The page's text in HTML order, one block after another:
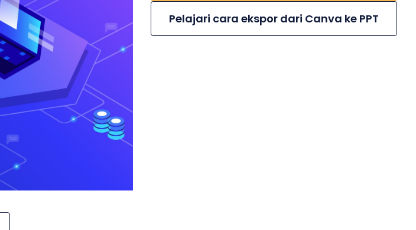
Pelajari cara ekspor dari Canva ke PPT